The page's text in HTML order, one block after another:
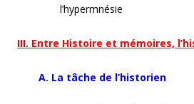
l’hypermnésie
III. Entre Histoire et mémoires,
A. La tâche de l’historien